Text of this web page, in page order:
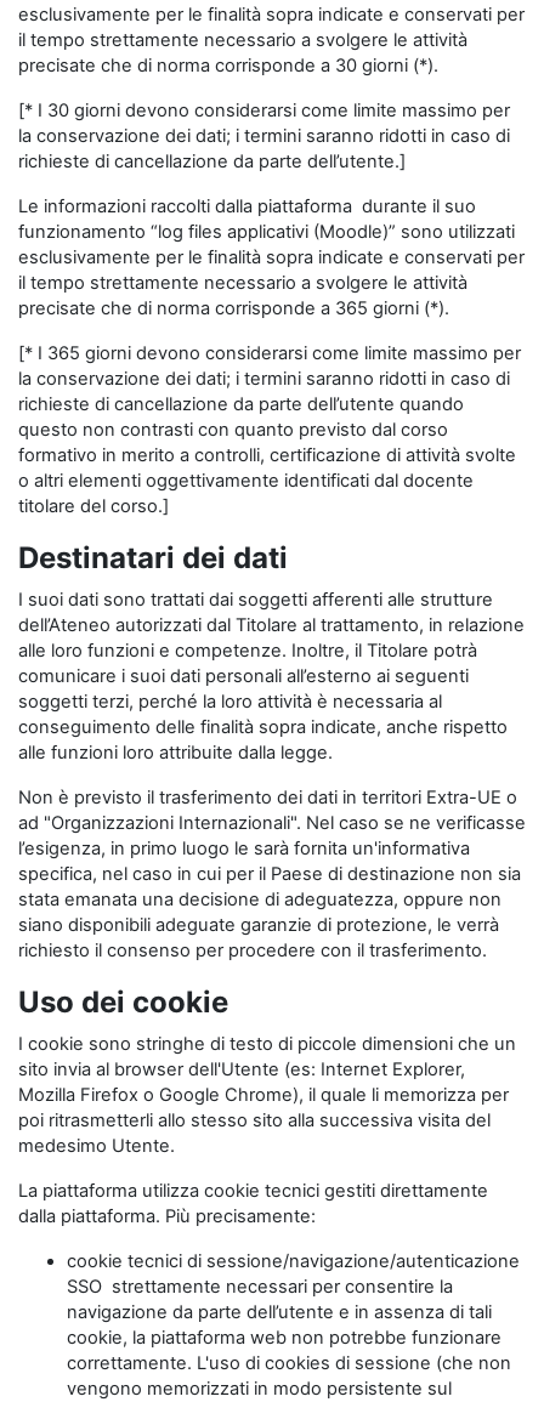
esclusivamente per le finalità sopra indicate e conservati per
il tempo strettamente necessario a svolgere le attività
precisate che di norma corrisponde a 30 giorni (*).
[* I 30 giorni devono considerarsi come limite massimo per
la conservazione dei dati; i termini saranno ridotti in caso di
richieste di cancellazione da parte dell’utente.]
Le informazioni raccolti dalla piattaforma durante il suo
funzionamento “log files applicativi (Moodle)” sono utilizzati
esclusivamente per le finalità sopra indicate e conservati per
il tempo strettamente necessario a svolgere le attività
precisate che di norma corrisponde a 365 giorni (*).
[* I 365 giorni devono considerarsi come limite massimo per
la conservazione dei dati; i termini saranno ridotti in caso di
richieste di cancellazione da parte dell’utente quando
questo non contrasti con quanto previsto dal corso
formativo in merito a controlli, certificazione di attività svolte
o altri elementi oggettivamente identificati dal docente
titolare del corso.]
Destinatari dei dati
I suoi dati sono trattati dai soggetti afferenti alle strutture
dell’Ateneo autorizzati dal Titolare al trattamento, in relazione
alle loro funzioni e competenze. Inoltre, il Titolare potrà
comunicare i suoi dati personali all’esterno ai seguenti
soggetti terzi, perché la loro attività è necessaria al
conseguimento delle finalità sopra indicate, anche rispetto
alle funzioni loro attribuite dalla legge.
Non è previsto il trasferimento dei dati in territori Extra-UE o
ad "Organizzazioni Internazionali". Nel caso se ne verificasse
l’esigenza, in primo luogo le sarà fornita un'informativa
specifica, nel caso in cui per il Paese di destinazione non sia
stata emanata una decisione di adeguatezza, oppure non
siano disponibili adeguate garanzie di protezione, le verrà
richiesto il consenso per procedere con il trasferimento.
Uso dei cookie
I cookie sono stringhe di testo di piccole dimensioni che un
sito invia al browser dell'Utente (es: Internet Explorer,
Mozilla Firefox o Google Chrome), il quale li memorizza per
poi ritrasmetterli allo stesso sito alla successiva visita del
medesimo Utente.
La piattaforma utilizza cookie tecnici gestiti direttamente
dalla piattaforma. Più precisamente:
cookie tecnici di sessione/navigazione/autenticazione
SSO strettamente necessari per consentire la
navigazione da parte dell’utente e in assenza di tali
cookie, la piattaforma web non potrebbe funzionare
correttamente. L'uso di cookies di sessione (che non
vengono memorizzati in modo persistente sul